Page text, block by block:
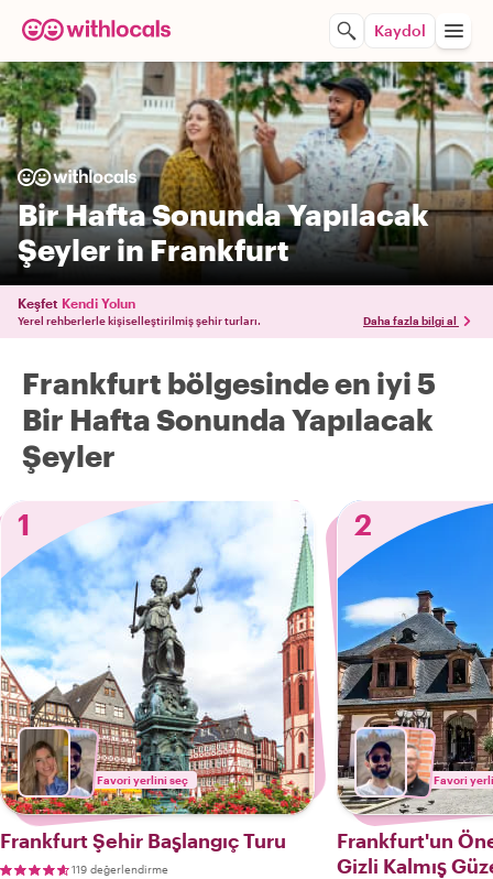
Kaydol
Bir Hafta Sonunda Yapılacak
Şeyler in Frankfurt
Keşfet Kendi Yolun
Yerel rehberlerle kişiselleştirilmiş şehir turları. Daha fazla bilgi al
Frankfurt bölgesinde en iyi 5
Bir Hafta Sonunda Yapılacak
Şeyler
1
Favori yerlini seç
Frankfurt Şehir Başlangıç Turu
119 değerlendirme
2
Favori
Frankfurt'un
Gizli Kalmış